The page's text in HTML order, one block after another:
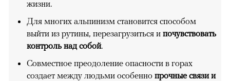
жизни.
Для многих альпинизм становится способом
выйти из рутины, перезагрузиться и почувствовать
контроль над собой.
Совместное преодоление опасности в горах
создает между людьми особенно прочные связи и